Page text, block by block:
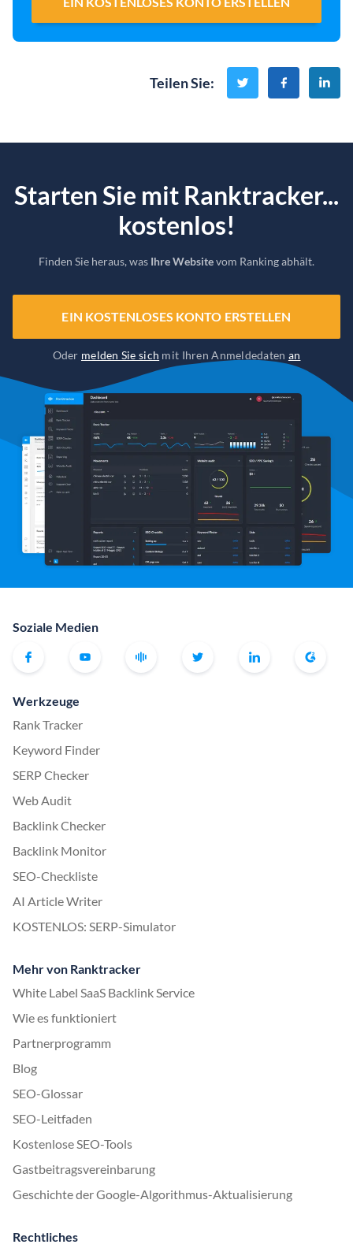
Teilen Sie:
Starten Sie mit Ranktracker...
kostenlos!
Finden Sie heraus, was Ihre Websitevom Ranking abhält.
EIN KOSTENLOSES KONTO ERSTELLEN
Oder melden Sie sich mit Ihren Anmeldedaten an
Soziale Medien
Werkzeuge
Rank Tracker
Keyword Finder
SERP Checker
Web Audit
Backlink Checker
Backlink Monitor
SEO-Checkliste
AI Article Writer
KOSTENLOS: SERP-Simulator
Mehr von Ranktracker
White Label SaaS Backlink Service
Wie es funktioniert
Partnerprogramm
Blog
SEO-Glossar
SEO-Leitfaden
Kostenlose SEO-Tools
Gastbeitragsvereinbarung
Geschichte der Google-Algorithmus-Aktualisierung
Rechtliches